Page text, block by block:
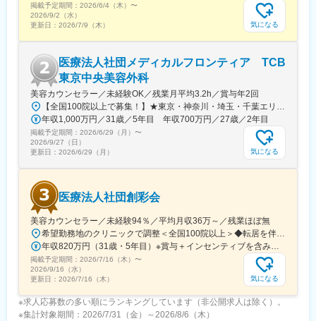
とで、薄さ1mm以下の生地でも一般医療機器（家庭用遠赤外線血
行促進用衣）としての効果を発揮することに成功しました。
＜公式オンラインストア＞
https://www.mtgec.jp/red/shop/?srsltid=AfmBOorNKU-
mi1CO5J_8JyT288ymMw9fYQS8SaAUOf7DqDfPhMeatB0Q
■今後のキャリア
入社後は現店長のもとで接客業務や店舗運営業務を経験していた
だき、業務理解を深めていただきます。その後スタッフの育成、
売上・商品管理等、段階的に店長業務をお任せしていきます。
ReDは新ブランドながら、国内市場で急成長を遂げており今後も
直営店舗の拡大を予定しています。その為スーパーバイザーとし
て複数店舗を統括、複数店舗の店長として広い範囲キャリアの幅
を広げていける環境です。
変更の範囲：会社の定める業務
掲載予定期間： 2026/6/4（木） 〜
2026/9/2（水）
更新日： 2026/7/9（木） 気になる
医療法人社団メディカルフロンティア TCB
東京中央美容外科
美容カウンセラー／未経験OK／残業月平均3.2h／賞与年2回
年収1,000万円／31歳／5年目 年収700万円／27歳／2年目
掲載予定期間： 2026/6/29（月） 〜
2026/9/27（日）
更新日： 2026/6/29（月） 気になる
医療法人社団創彩会
美容カウンセラー／未経験94％／平均月収36万～／残業ほぼ無
掲載予定期間： 2026/7/16（木） 〜
2026/9/16（水）
更新日： 2026/7/16（木） 気になる
※求人応募数の多い順にランキングしています（非公開求人は除く）。
※集計対象期間：2026/7/31（金）～2026/8/6（木）